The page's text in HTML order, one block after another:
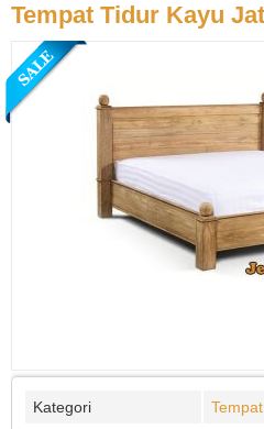
Tempat Tidur Kayu
Kategori